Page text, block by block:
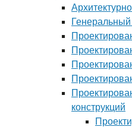
конструкций